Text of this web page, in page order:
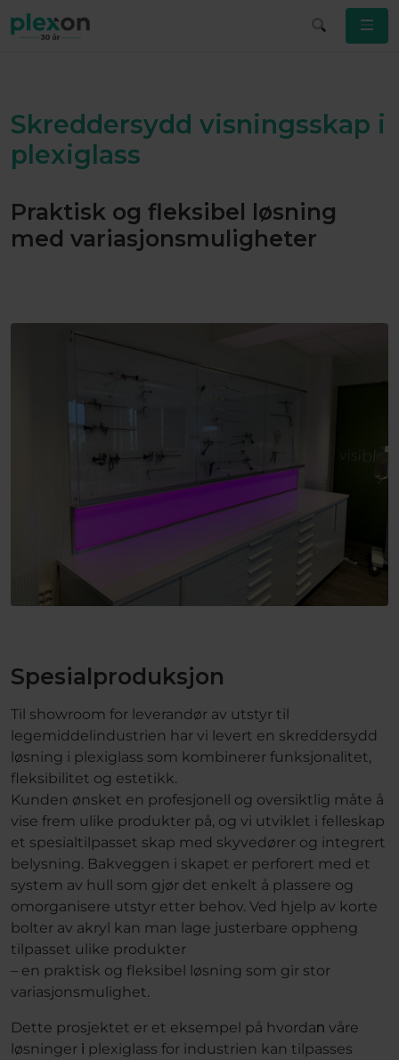
Skreddersydd visningsskap i
plexiglass
Praktisk og fleksibel løsning
med variasjonsmuligheter
Spesialproduksjon
Til showroom for leverandør av utstyr til
legemiddelindustrien har vi levert en skreddersydd
løsning i plexiglass som kombinerer funksjonalitet,
fleksibilitet og estetikk.
Kunden ønsket en profesjonell og oversiktlig måte å
vise frem ulike produkter på, og vi utviklet i felleskap
et spesialtilpasset skap med skyvedører og integrert
belysning. Bakveggen i skapet er perforert med et
system av hull som gjør det enkelt å plassere og
omorganisere utstyr etter behov. Ved hjelp av korte
bolter av akryl kan man lage justerbare oppheng
tilpasset ulike produkter
– en praktisk og fleksibel løsning som gir stor
variasjonsmulighet.
Dette prosjektet er et eksempel på hvordan våre
løsninger i plexiglass for industrien kan tilpasses